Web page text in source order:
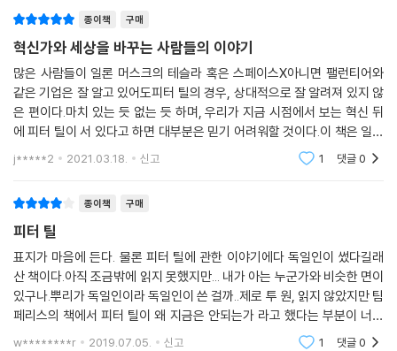
단점을 가감 없이 설명할 수 있고 눈앞에 놓인 과제를 어떻게 해결해야 할
지 잘 알기 때문에 고객과 강한 신뢰 관계를 형성할 수 있다고 생각한다.
“개발자들은 어떻게 봐도 아스퍼거 증후군이 있는 사람들 같지만, 업무적
으로 항상 기대를 저버리지 않다 보니 고객으로부터 전폭적인 신뢰를 받
죠. 팰런티어는 그런 회사입니다.”
“팰런티어의 개발팀은 그야말로 초일류예요. 문제를 철저히 파고들며 데
이터와 ‘대화’하는 모습은 정말 입이 다물어지지 않을 정도였죠.”
인큐텔의 책임자였던 허시 파텔은 그렇게 말하며 혀를 내둘렀다. --- p.10
틸은 경제통임과 동시에 철학자다. 틸의 목표는 보통 사람들과 다른 길을
찾아내는 것이다. 요컨대 틸은 역발상 투자가로서 또 다른 버블과 비정상
적인 세계 경제라는, 어느 쪽으로 흘러가도 위험한 베팅에 굳이 몸을 던진
다. 틸의 투자 팀은 다른 투자자들이 일본 국체를 팔아치울 때 그것을 사들
였고 석유 공급이 어려워지면 치솟는 유가에 베팅하는 등 투자에서 역발상
적인 행보를 보였다. 부동산 버블이 한창이던 2008년 여름까지 펀드 수익
· 틸은 어떻게 페이스북의 가능성을 누구보다도 빨리 꿰뚫어 보았을까?
· 테러, 범죄를 예측하는 베일에 싸인 빅데이터 분석기업 팰런티어를 창업
한 이유는?
· 버핏의 투자를 단 20년 만에 따라잡을 수 있었던 틸의 투자 전략은?
· 트럼프를 지지하고 그의 정권 인수팀에 합류한 진짜 목적은?
· 그는 왜 실리콘밸리의 정점에 군림하면서도 그곳을 답답하게 여길까?
· 그가 투자하고자 하는 미래 기업의 모습은?
· 시대를 읽고 보다 큰 그림을 그리기 위한 틸의 비전은?
종이책 구매
혁신가와 세상을 바꾸는 사람들의 이야기
많은 사람들이 일론 머스크의 테슬라 혹은 스페이스X아니면 팰런티어와
같은 기업은 잘 알고 있어도피터 틸의 경우, 상대적으로 잘 알려져 있지 않
은 편이다.마치 있는 듯 없는 듯 하며, 우리가 지금 시점에서 보는 혁신 뒤
에 피터 틸이 서 있다고 하면 대부분은 믿기 어려워할 것이다.이 책은 일론
머스크와 같은 마치 우리와 대화가 통할 수 있을가 싶은 혁신가들과 우리
들을 연결해주
j*****2 2021.03.18. 신고 1 댓글0
종이책 구매
피터 틸
표지가 마음에 든다. 물론 피터 틸에 관한 이야기에다 독일인이 썼다길래
산 책이다.아직 조금밖에 읽지 못했지만... 내가 아는 누군가와 비슷한 면이
있구나.뿌리가 독일인이라 독일인이 쓴 걸까..제로 투 원, 읽지 않았지만 팀
페리스의 책에서 피터 틸이 왜 지금은 안되는가 라고 했다는 부분이 너무
강렬했다.일단 인상적인 글귀들 -아이폰에 사용된 기술은 아폴로 계획에
w********r 2019.07.05. 신고 1 댓글0